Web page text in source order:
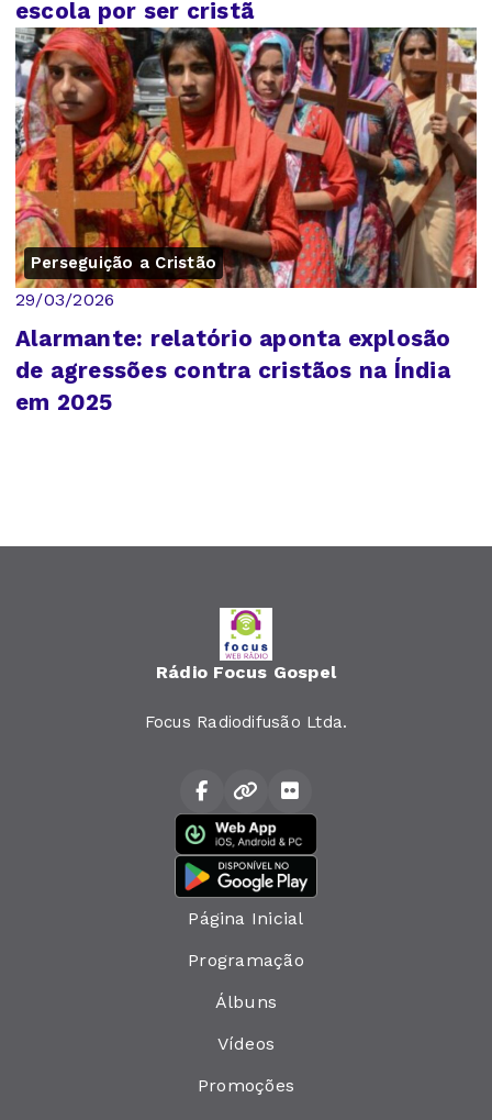
escola por ser cristã
Perseguição a Cristão
29/03/2026
Alarmante: relatório aponta explosão
de agressões contra cristãos na Índia
em 2025
Rádio Focus Gospel
Focus Radiodifusão Ltda.
Página Inicial
Programação
Álbuns
Vídeos
Promoções